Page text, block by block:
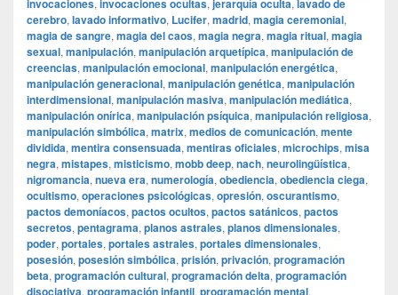
invocaciones, invocaciones ocultas, jerarquía oculta, lavado de
cerebro, lavado informativo, Lucifer, madrid, magia ceremonial,
magia de sangre, magia del caos, magia negra, magia ritual, magia
sexual, manipulación, manipulación arquetípica, manipulación de
creencias, manipulación emocional, manipulación energética,
manipulación generacional, manipulación genética, manipulación
interdimensional, manipulación masiva, manipulación mediática,
manipulación onírica, manipulación psíquica, manipulación religiosa,
manipulación simbólica, matrix, medios de comunicación, mente
dividida, mentira consensuada, mentiras oficiales, microchips, misa
negra, mistapes, misticismo, mobb deep, nach, neurolingüística,
nigromancia, nueva era, numerología, obediencia, obediencia ciega,
ocultismo, operaciones psicológicas, opresión, oscurantismo,
pactos demoníacos, pactos ocultos, pactos satánicos, pactos
secretos, pentagrama, planos astrales, planos dimensionales,
poder, portales, portales astrales, portales dimensionales,
posesión, posesión simbólica, prisión, privación, programación
beta, programación cultural, programación delta, programación
disociativa, programación infantil, programación mental,